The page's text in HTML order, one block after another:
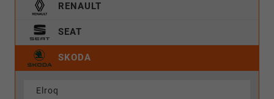
RENAULT
SEAT
SKODA
Elroq